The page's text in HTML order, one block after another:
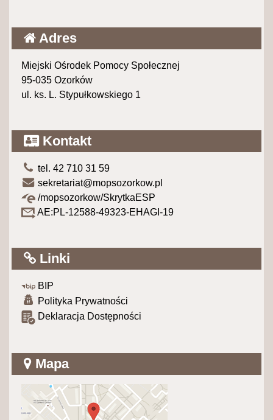
Adres
Miejski Ośrodek Pomocy Społecznej
95-035 Ozorków
ul. ks. L. Stypułkowskiego 1
Kontakt
tel. 42 710 31 59
sekretariat@mopsozorkow.pl
/mopsozorkow/SkrytkaESP
AE:PL-12588-49323-EHAGI-19
Linki
BIP
Polityka Prywatności
Deklaracja Dostępności
Mapa